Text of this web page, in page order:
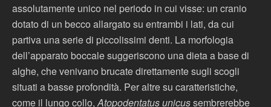
assolutamente unico nel periodo in cui visse: un cranio
dotato di un becco allargato su entrambi i lati, da cui
partiva una serie di piccolissimi denti. La morfologia
dell’apparato boccale suggeriscono una dieta a base di
alghe, che venivano brucate direttamente sugli scogli
situati a basse profondità. Per altre su caratteristiche,
come il lungo collo,Atopodentatus unicussembrerebbe